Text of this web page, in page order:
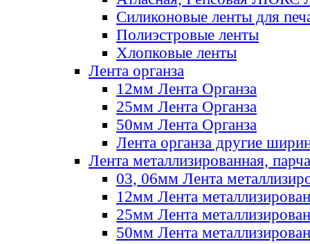
Силиконовые ленты для
Полиэстровые ленты
Хлопковые ленты
Лента органза
12мм Лента Органза
25мм Лента Органза
50мм Лента Органза
Лента органза другие
Лента металлизированная, парча
03, 06мм Лента
12мм Лента
25мм Лента
50мм Лента